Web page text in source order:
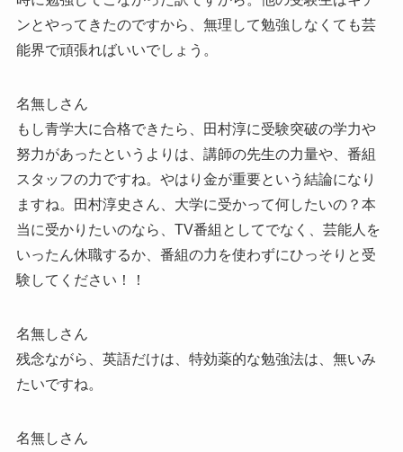
ンとやってきたのですから、無理して勉強しなくても芸
能界で頑張ればいいでしょう。
名無しさん
もし青学大に合格できたら、田村淳に受験突破の学力や
努力があったというよりは、講師の先生の力量や、番組
スタッフの力ですね。やはり金が重要という結論になり
ますね。田村淳史さん、大学に受かって何したいの？本
当に受かりたいのなら、TV番組としてでなく、芸能人を
いったん休職するか、番組の力を使わずにひっそりと受
験してください！！
名無しさん
残念ながら、英語だけは、特効薬的な勉強法は、無いみ
たいですね。
名無しさん